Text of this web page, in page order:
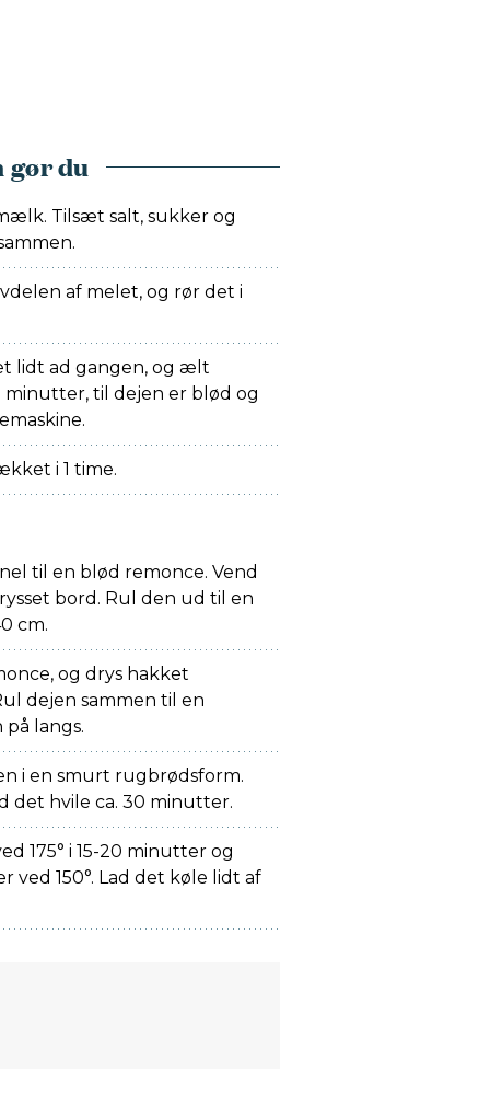
gør du
Tilsæt salt, sukker og
af melet, og rør det i
lidt ad gangen, og ælt
minutter, til dejen er blød og
i 1 time.
til en blød remonce. Vend
bord. Rul den ud til en
cm.
og drys hakket
dejen sammen til en
langs.
i en smurt rugbrødsform.
det hvile ca. 30 minutter.
175° i 15-20 minutter og
150°. Lad det køle lidt af